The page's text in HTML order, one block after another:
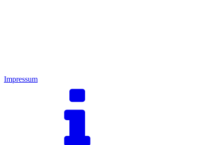
Impressum